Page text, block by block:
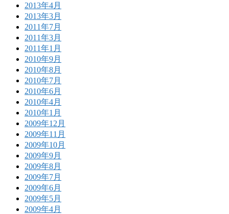
2013年4月
2013年3月
2011年7月
2011年3月
2011年1月
2010年9月
2010年8月
2010年7月
2010年6月
2010年4月
2010年1月
2009年12月
2009年11月
2009年10月
2009年9月
2009年8月
2009年7月
2009年6月
2009年5月
2009年4月